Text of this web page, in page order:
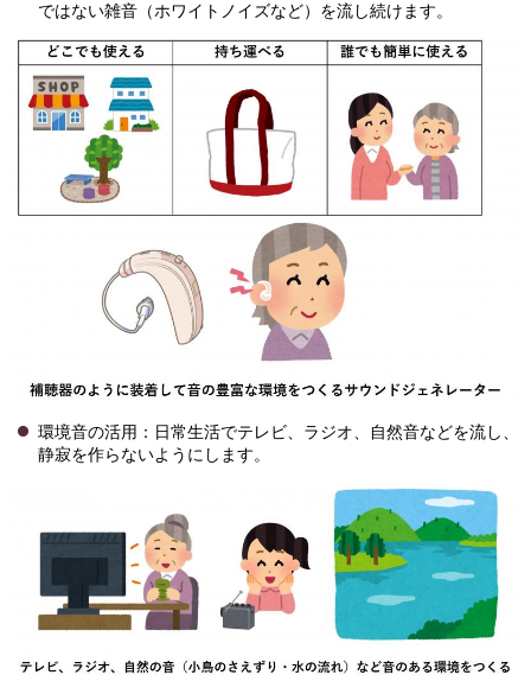
ではない雑音（ホワイトノイズなど）を流し続けます。
環境音の活用：日常生活でテレビ、ラジオ、自然音などを流し、
静寂を作らないようにします。